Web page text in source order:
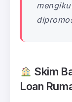
Skim
Loan